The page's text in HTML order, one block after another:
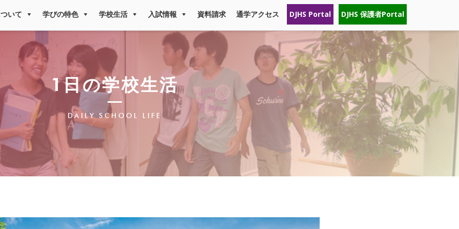
いて 学びの特色 学校生活 入試情報 資料請求 通学アクセス DJHS Portal DJHS 保護者Portal
1日の学校生活
DAILY SCHOOL LIFE